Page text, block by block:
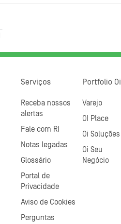
Serviços
Receba nossos
alertas
Fale com RI
Notas legadas
Glossário
Portal de
Privacidade
Aviso de Cookies
Perguntas
Portfolio Oi
Varejo
OI Place
Oi Soluções
Oi Seu
Negócio